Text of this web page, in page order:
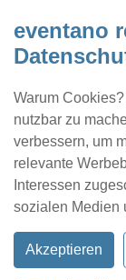
eventano
Warum
nutzbar zu
verbessern, um
relevante
Interessen
sozialen Medien
Akzeptieren